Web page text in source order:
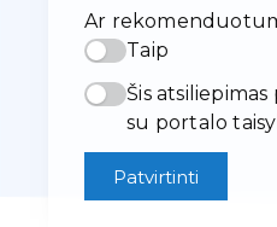
Ar
Taip
Šis
su portalo
Patvirtinti